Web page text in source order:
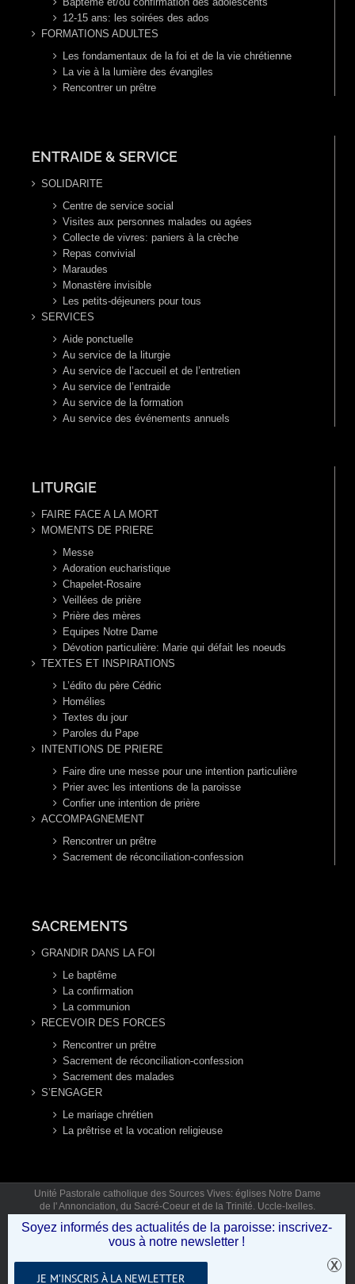
12-15 ans: les soirées des ados
FORMATIONS ADULTES
Les fondamentaux de la foi et de la vie chrétienne
La vie à la lumière des évangiles
Rencontrer un prêtre
ENTRAIDE & SERVICE
SOLIDARITE
Centre de service social
Visites aux personnes malades ou agées
Collecte de vivres: paniers à la crèche
Repas convivial
Maraudes
Monastère invisible
Les petits-déjeuners pour tous
SERVICES
Aide ponctuelle
Au service de la liturgie
Au service de l’accueil et de l’entretien
Au service de l’entraide
Au service de la formation
Au service des événements annuels
LITURGIE
FAIRE FACE A LA MORT
MOMENTS DE PRIERE
Messe
Adoration eucharistique
Chapelet-Rosaire
Veillées de prière
Prière des mères
Equipes Notre Dame
Dévotion particulière: Marie qui défait les noeuds
TEXTES ET INSPIRATIONS
L’édito du père Cédric
Homélies
Textes du jour
Paroles du Pape
INTENTIONS DE PRIERE
Faire dire une messe pour une intention particulière
Prier avec les intentions de la paroisse
Confier une intention de prière
ACCOMPAGNEMENT
Rencontrer un prêtre
Sacrement de réconciliation-confession
SACREMENTS
GRANDIR DANS LA FOI
Le baptême
La confirmation
La communion
RECEVOIR DES FORCES
Rencontrer un prêtre
Sacrement de réconciliation-confession
Sacrement des malades
S’ENGAGER
Le mariage chrétien
La prêtrise et la vocation religieuse
Unité Pastorale catholique des Sources Vives: églises Notre Dame
de l' Annonciation, du Sacré-Coeur et de la Trinité. Uccle-Ixelles.
Mail: secretariat.sourcesvives@gmail.com Tél: 02 346 92 12 (lun,
mar, jeu, ven 9h30-12h30) © Copyright 2019 - Unité Pastorale des
Sources Vives .
Soyez informés des actualités de la paroisse: inscrivez-
vous à notre newsletter !
JE M’INSCRIS À LA NEWLETTER